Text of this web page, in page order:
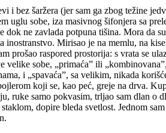
bez šaržera (jer sam ga zbog težine
uglu sobe, iza masivnog šifonjera sa
ne zavlada potpuna tišina. Mora da
inostranstvo. Mirisao je na memlu, na
prošao raspored prostorija: s vrata se
sobe, „primaća” ili
i „spavaća”, sa velikim, nikada
koji se, kao peć, greje na drva.
samo pokvasim, trljao sam dlan o
dopire bleda svetlost. Jednom